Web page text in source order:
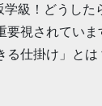
級！どうした
要視されてい
る仕掛け」とは